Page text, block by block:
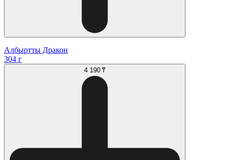
Албыртты Дракон
304 г
4 190 ₸